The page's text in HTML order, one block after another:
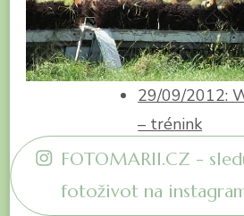
29/09/2012:
– trénink
FOTOMARII.CZ -
fotoživot na